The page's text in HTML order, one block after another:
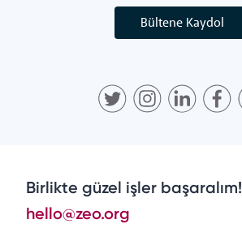
Bültene Kaydol
Birlikte güzel işler başaralım!
hello@zeo.org